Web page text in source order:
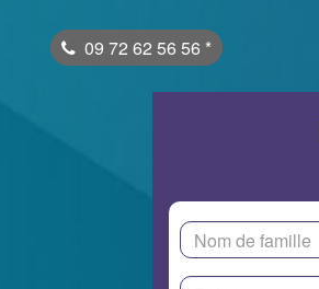
09 72 62 56 56 *